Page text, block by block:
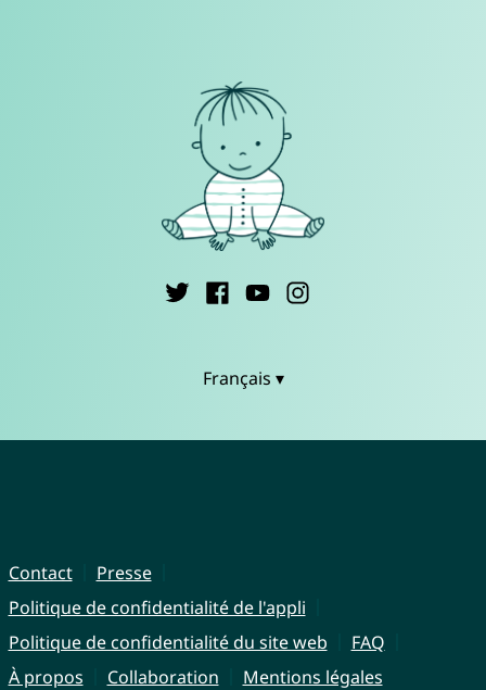
Français ▾
Contact
Presse
Politique de confidentialité de l'appli
Politique de confidentialité du site web
FAQ
À propos
Collaboration Mentions légales